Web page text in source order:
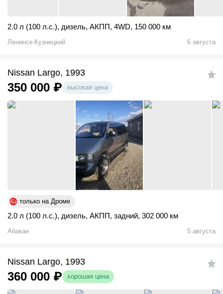
2.0 л (100 л.с.), дизель, АКПП, 4WD, 150 000 км
Ленинск-Кузнецкий 6 августа
Nissan Largo, 1993
350 000 ₽ высокая цена
только на Дроме
2.0 л (100 л.с.), дизель, АКПП, задний, 302 000 км
Абакан 5 августа
Nissan Largo, 1993
360 000 ₽ хорошая цена